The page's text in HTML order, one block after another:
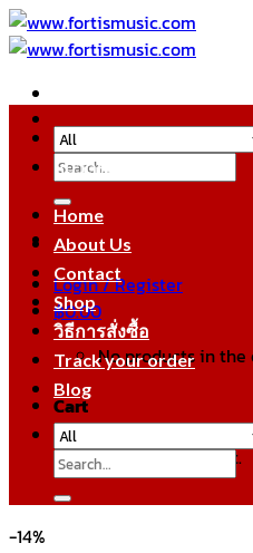
Skip
to
Search
for:
Login / Register
฿0.00
No products in the
Cart
No products in the cart.
หมวดหมู่สินค้า
Home
About Us
Contact
Shop
วิธีการสั่งซื้อ
Track your order
Blog
Search
for:
-14%